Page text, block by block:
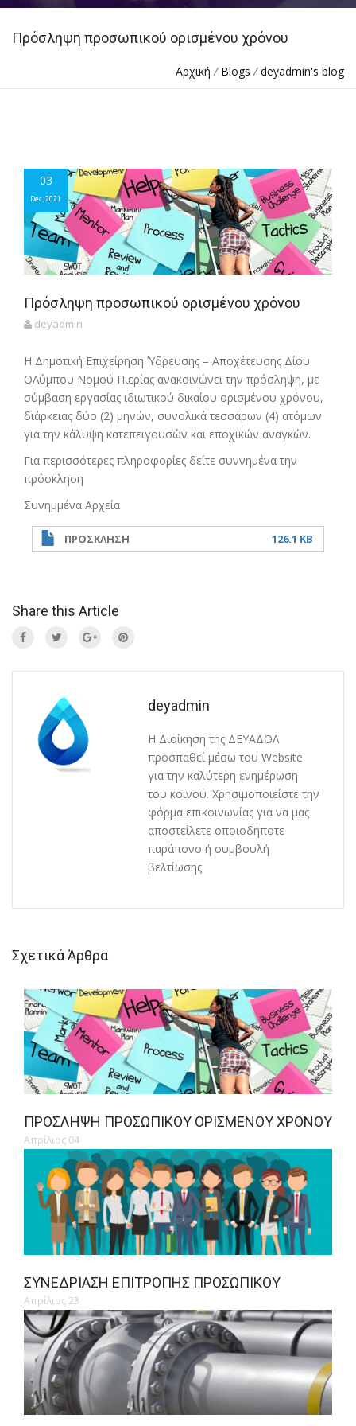
Πρόσληψη προσωπικού ορισμένου χρόνου
Αρχική / Blogs /deyadmin's blog
03
Dec, 2021
03
Dec, 2021
Πρόσληψη προσωπικού ορισμένου χρόνου
deyadmin
Η Δημοτική Επιχείρηση Ύδρευσης – Αποχέτευσης Δίου
ΟΛύμπου Νομού Πιερίας ανακοινώνει την πρόσληψη, µε
σύµβαση εργασίας ιδιωτικού δικαίου ορισµένου χρόνου,
διάρκειας δύο (2) µηνών, συνολικά τεσσάρων (4) ατόµων
για την κάλυψη κατεπειγουσών και εποχικών αναγκών.
Για περισσότερες πληροφορίες δείτε συννημένα την
πρόσκληση
Συνημμένα Αρχεία
ΠΡΟΣΚΛΗΣΗ 126.1 KB
Share this Article
deyadmin
Η Διοίκηση της ΔΕΥΑΔΟΛ
προσπαθεί μέσω του Website
για την καλύτερη ενημέρωση
του κοινού. Χρησιμοποιείστε την
φόρμα επικοινωνίας για να μας
αποστείλετε οποιοδήποτε
παράπονο ή συμβουλή
βελτίωσης.
Σχετικά Άρθρα
ΠΡΌΣΛΗΨΗ ΠΡΟΣΩΠΙΚΟΎ ΟΡΙΣΜΈΝΟΥ ΧΡΌΝΟΥ
Απρίλιος 04
ΣΥΝΕΔΡΊΑΣΗ ΕΠΙΤΡΟΠΉΣ ΠΡΟΣΩΠΙΚΟΎ
Απρίλιος 23